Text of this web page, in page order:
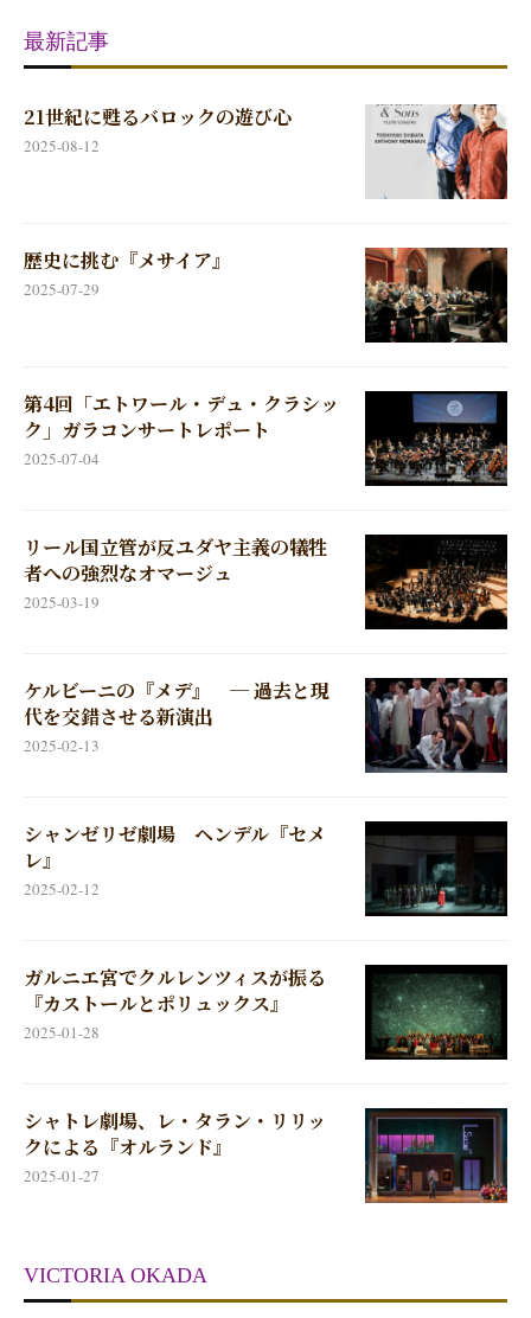
最新記事
21世紀に甦るバロックの遊び心
2025-08-12
歴史に挑む『メサイア』
2025-07-29
第4回「エトワール・デュ・クラシッ
ク」ガラコンサートレポート
2025-07-04
リール国立管が反ユダヤ主義の犠牲
者への強烈なオマージュ
2025-03-19
ケルビーニの『メデ』 ─ 過去と現
代を交錯させる新演出
2025-02-13
シャンゼリゼ劇場 ヘンデル『セメ
レ』
2025-02-12
ガルニエ宮でクルレンツィスが振る
『カストールとポリュックス』
2025-01-28
シャトレ劇場、レ・タラン・リリッ
クによる『オルランド』
2025-01-27
VICTORIA OKADA